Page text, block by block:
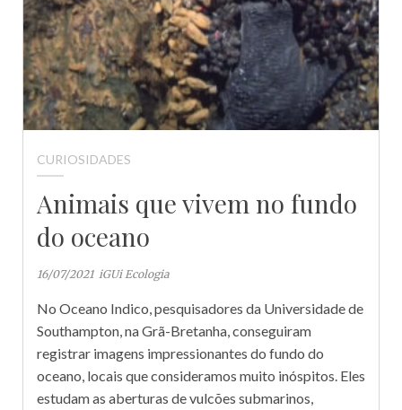
CURIOSIDADES
Animais que vivem no fundo
do oceano
16/07/2021 iGUi Ecologia
No Oceano Indico, pesquisadores da Universidade de
Southampton, na Grã-Bretanha, conseguiram
registrar imagens impressionantes do fundo do
oceano, locais que consideramos muito inóspitos. Eles
estudam as aberturas de vulcões submarinos,